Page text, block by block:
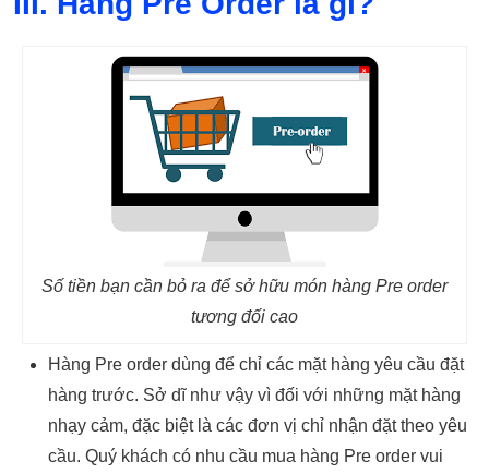
Số tiền bạn cần bỏ ra để sở hữu món hàng Pre order
tương đối cao
Hàng Pre order dùng để chỉ các mặt hàng yêu cầu đặt
hàng trước. Sở dĩ như vậy vì đối với những mặt hàng
nhạy cảm, đặc biệt là các đơn vị chỉ nhận đặt theo yêu
cầu. Quý khách có nhu cầu mua hàng Pre order vui